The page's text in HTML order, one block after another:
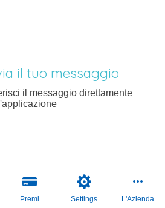
il tuo messaggio
il messaggio direttamente
Premi Settings L'Azienda